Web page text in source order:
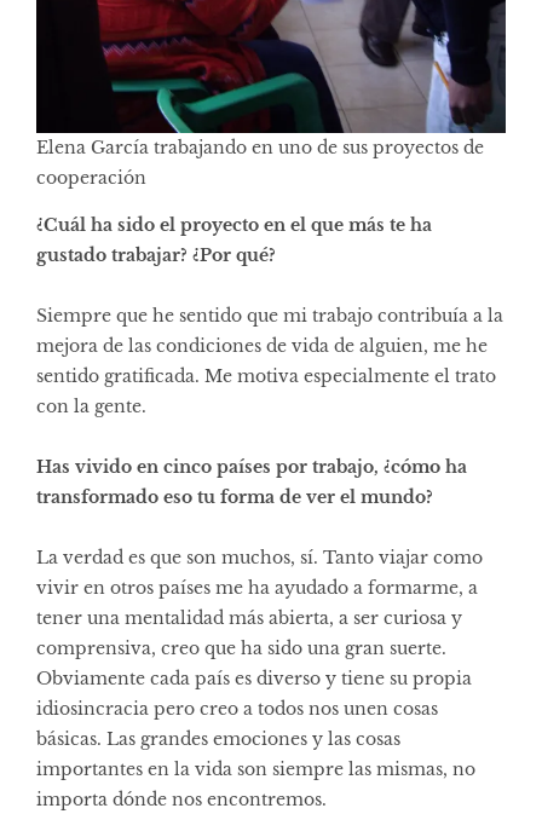
Elena García trabajando en uno de sus proyectos de
cooperación
¿Cuál ha sido el proyecto en el que más te ha
gustado trabajar? ¿Por qué?
Siempre que he sentido que mi trabajo contribuía a la
mejora de las condiciones de vida de alguien, me he
sentido gratificada. Me motiva especialmente el trato
con la gente.
Has vivido en cinco países por trabajo, ¿cómo ha
transformado eso tu forma de ver el mundo?
La verdad es que son muchos, sí. Tanto viajar como
vivir en otros países me ha ayudado a formarme, a
tener una mentalidad más abierta, a ser curiosa y
comprensiva, creo que ha sido una gran suerte.
Obviamente cada país es diverso y tiene su propia
idiosincracia pero creo a todos nos unen cosas
básicas. Las grandes emociones y las cosas
importantes en la vida son siempre las mismas, no
importa dónde nos encontremos.